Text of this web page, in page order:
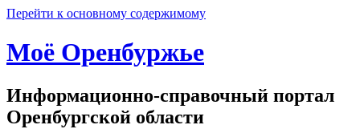
Перейти к основному содержимому
Моё Оренбуржье
Информационно-справочный портал
Оренбургской области